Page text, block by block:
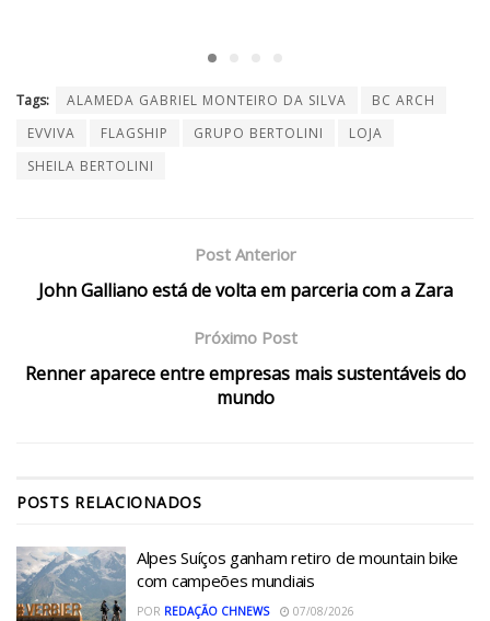
Tags: ALAMEDA GABRIEL MONTEIRO DA SILVA
BC ARCH
EVVIVA
FLAGSHIP GRUPO BERTOLINI
LOJA
SHEILA BERTOLINI
Post Anterior
John Galliano está de volta em parceria com a Zara
Próximo Post
Renner aparece entre empresas mais sustentáveis do
mundo
POSTS RELACIONADOS
Alpes Suíços ganham retiro de mountain bike
com campeões mundiais
POR REDAÇÃO CHNEWS 07/08/2026